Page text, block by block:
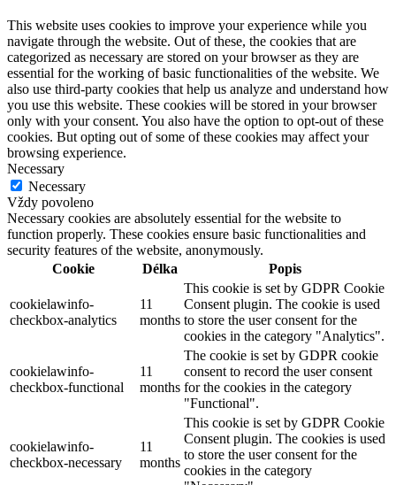
This website uses cookies to improve your experience while you
navigate through the website. Out of these, the cookies that are
categorized as necessary are stored on your browser as they are
essential for the working of basic functionalities of the website. We
also use third-party cookies that help us analyze and understand how
you use this website. These cookies will be stored in your browser
only with your consent. You also have the option to opt-out of these
cookies. But opting out of some of these cookies may affect your
browsing experience.
Necessary
Necessary
Vždy povoleno
Necessary cookies are absolutely essential for the website to
function properly. These cookies ensure basic functionalities and
security features of the website, anonymously.
Cookie
Délka Popis
cookielawinfo-
checkbox-analytics
11
months
This cookie is set by GDPR Cookie
Consent plugin. The cookie is used
to store the user consent for the
cookies in the category "Analytics".
cookielawinfo-
checkbox-functional
11
months
The cookie is set by GDPR cookie
consent to record the user consent
for the cookies in the category
"Functional".
cookielawinfo-
checkbox-necessary
11
months
This cookie is set by GDPR Cookie
Consent plugin. The cookies is used
to store the user consent for the
cookies in the category